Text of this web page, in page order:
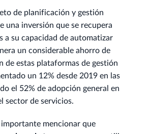
de planificación y gestión
una inversión que se recupera
a su capacidad de automatizar
un considerable ahorro de
de estas plataformas de gestión
un 12% desde 2019 en las
el 52% de adopción general en
sector de servicios.
mencionar que